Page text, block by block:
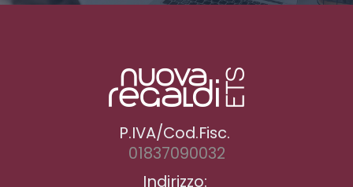
P.IVA/Cod.Fisc.
01837090032
Indirizzo: